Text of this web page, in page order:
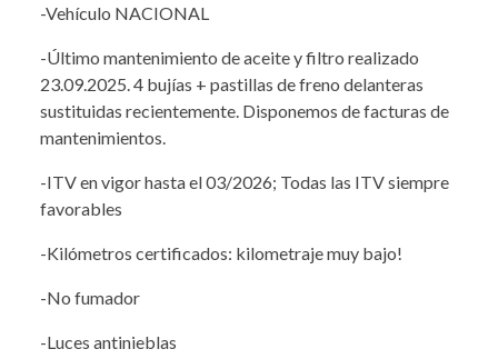
-Vehículo NACIONAL
-Último mantenimiento de aceite y filtro realizado
23.09.2025. 4 bujías + pastillas de freno delanteras
sustituidas recientemente. Disponemos de facturas de
mantenimientos.
-ITV en vigor hasta el 03/2026; Todas las ITV siempre
favorables
-Kilómetros certificados: kilometraje muy bajo!
-No fumador
-Luces antinieblas